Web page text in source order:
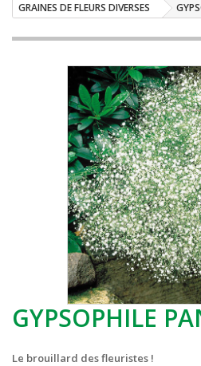
GRAINES DE FLEURS DIVERSES
GYPSOPHILE
Le brouillard des fleuristes !